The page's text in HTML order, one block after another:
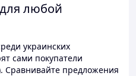
любой
украинских
сами покупатели
Сравнивайте предложения